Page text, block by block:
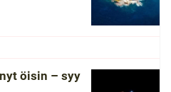
öisin – syy